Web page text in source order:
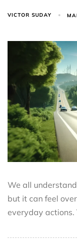
VICTOR SUDAY
We all
but it can feel
everyday actions.